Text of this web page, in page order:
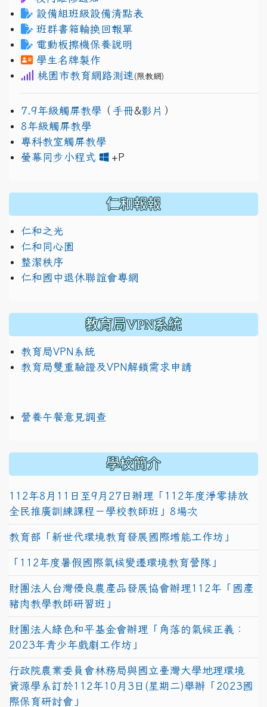
設備組班級設備清點表
班群書箱輪換回報單
電動板擦機保養說明
學生名牌製作
桃園市教育網路測速 (限教網)
7.9年級觸屏教學 （ 手冊&影片 ）
8年級觸屏教學
專科教室觸屏教學
螢幕同步小程式
+P
仁和報報
仁和之光
仁和同心園
整潔秩序
仁和國中退休聯誼會專網
教育局VPN系統
教育局VPN系統
教育局雙重驗證及VPN解鎖需求申請
營養午餐意見調查
學校簡介
112年8月11日至9月27日辦理「112年度淨零排放
全民推廣訓練課程－學校教師班」8場次
教育部「新世代環境教育發展國際增能工作坊」
「112年度暑假國際氣候變遷環境教育營隊」
財團法人台灣優良農產品發展協會辦理112年「國產
豬肉教學教師研習班」
財團法人綠色和平基金會辦理「角落的氣候正義：
2023年青少年戲劇工作坊」
行政院農業委員會林務局與國立臺灣大學地理環境
資源學系訂於112年10月3日(星期二)舉辦「2023國
際保育研討會」